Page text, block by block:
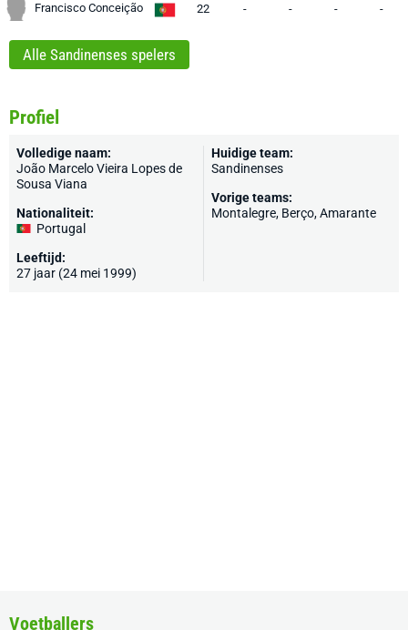
Francisco Conceição 22 - - - -
Alle Sandinenses spelers
Profiel
Volledige naam:
João Marcelo Vieira Lopes de
Sousa Viana
Nationaliteit:
Portugal
Leeftijd:
27 jaar (24 mei 1999)
Huidige team:
Sandinenses
Vorige teams:
Montalegre, Berço, Amarante
Voetballers